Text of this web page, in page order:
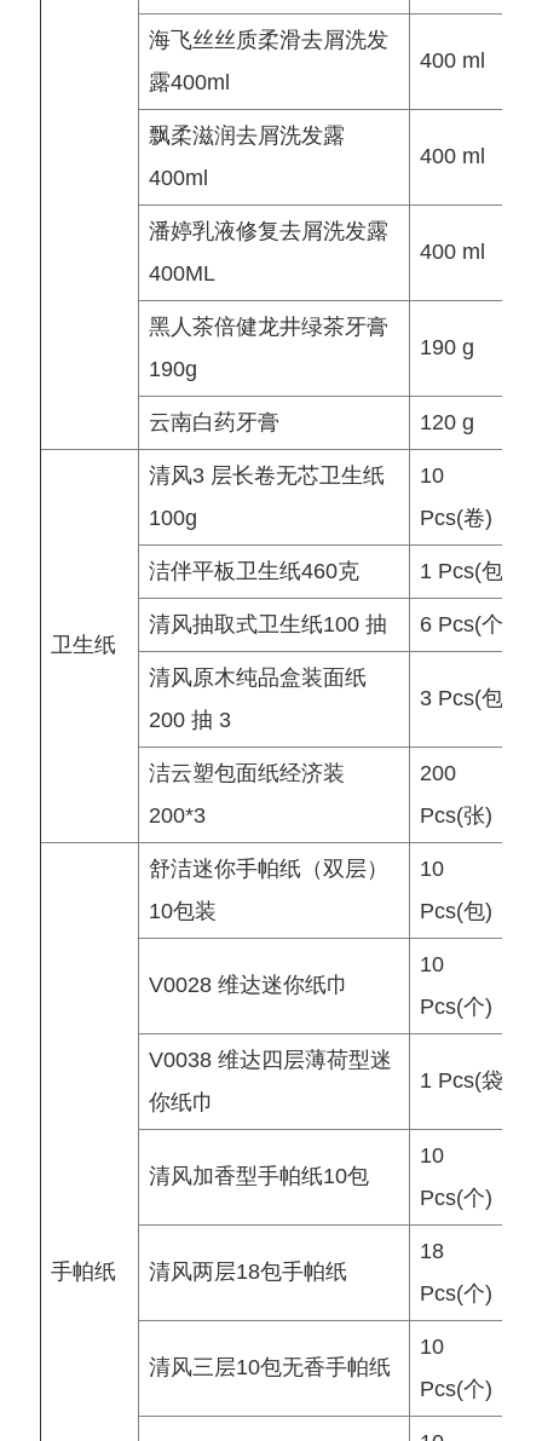
海飞丝丝质柔滑去屑洗发
露400ml
400 ml
飘柔滋润去屑洗发露
400ml
400 ml
潘婷乳液修复去屑洗发露
400ML
400 ml
黑人茶倍健龙井绿茶牙膏
190g
190 g
云南白药牙膏 120 g
卫生纸
清风3 层长卷无芯卫生纸
100g
10
Pcs(卷)
洁伴平板卫生纸460克 1 Pcs(包)
清风抽取式卫生纸100 抽 6 Pcs(个)
清风原木纯品盒装面纸
200 抽 3
3 Pcs(包)
洁云塑包面纸经济装
200*3
200
Pcs(张)
手帕纸
舒洁迷你手帕纸（双层）
10包装
10
Pcs(包)
V0028 维达迷你纸巾
10
Pcs(个)
V0038 维达四层薄荷型迷
你纸巾
1 Pcs(袋)
清风加香型手帕纸10包
10
Pcs(个)
清风两层18包手帕纸
18
Pcs(个)
清风三层10包无香手帕纸
10
Pcs(个)